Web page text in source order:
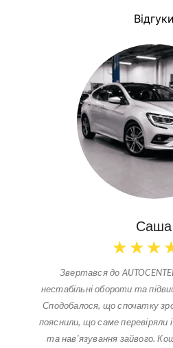
Відгуки
Саша
★ ★ ★
Звертався до
нестабільні обороти та
Сподобалося, що спочатку
пояснили, що саме перевіряли
та нав'язування зайвого.